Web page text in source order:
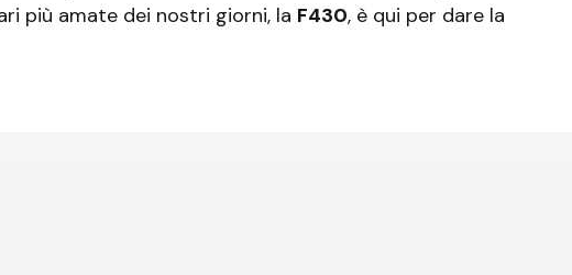
più amate dei nostri giorni, la F430, è qui per dare la